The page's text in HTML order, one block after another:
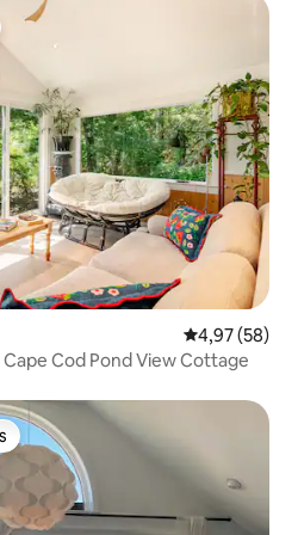
4,97 de uma
4,97 (58)
Cod Pond View Cottage
dos hóspedes